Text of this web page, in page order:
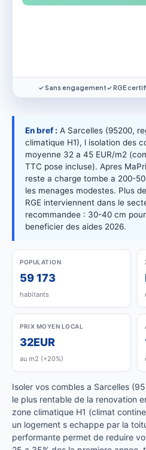
✓ Sans engagement✓ RGE
En bref : A Sarcelles (95200,
climatique H1), l isolation des
moyenne 32 a 45 EUR/m2
TTC pose incluse). Apres
reste a charge tombe a 200-
les menages modestes. Plus
RGE interviennent dans le
recommandee : 30-40 cm
beneficier des aides 2026.
POPULATION
59 173
habitants
PRIX MOYEN LOCAL
32EUR
au m2 (+20%)
Isoler vos combles a Sarcelles
le plus rentable de la renovation
zone climatique H1 (climat
un logement s echappe par la
performante permet de reduire